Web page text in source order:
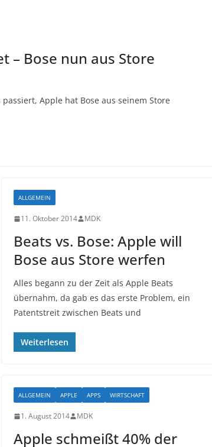
– Bose nun aus Store
Apple hat Bose aus seinem Store
ALLGEMEIN
11. Oktober 2014 MDK
Beats vs. Bose: Apple will
Bose aus Store werfen
Alles begann zu der Zeit als Apple Beats
übernahm, da gab es das erste Problem, ein
Patentstreit zwischen Beats und
Weiterlesen
ALLGEMEIN APPLE APPS WIRTSCHAFT
1. August 2014 MDK
Apple schmeißt 40% der